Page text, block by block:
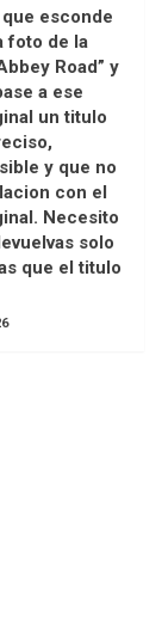
esconde
foto de la
Road” y
a ese
un titulo
y que no
con el
Necesito
solo
que el titulo